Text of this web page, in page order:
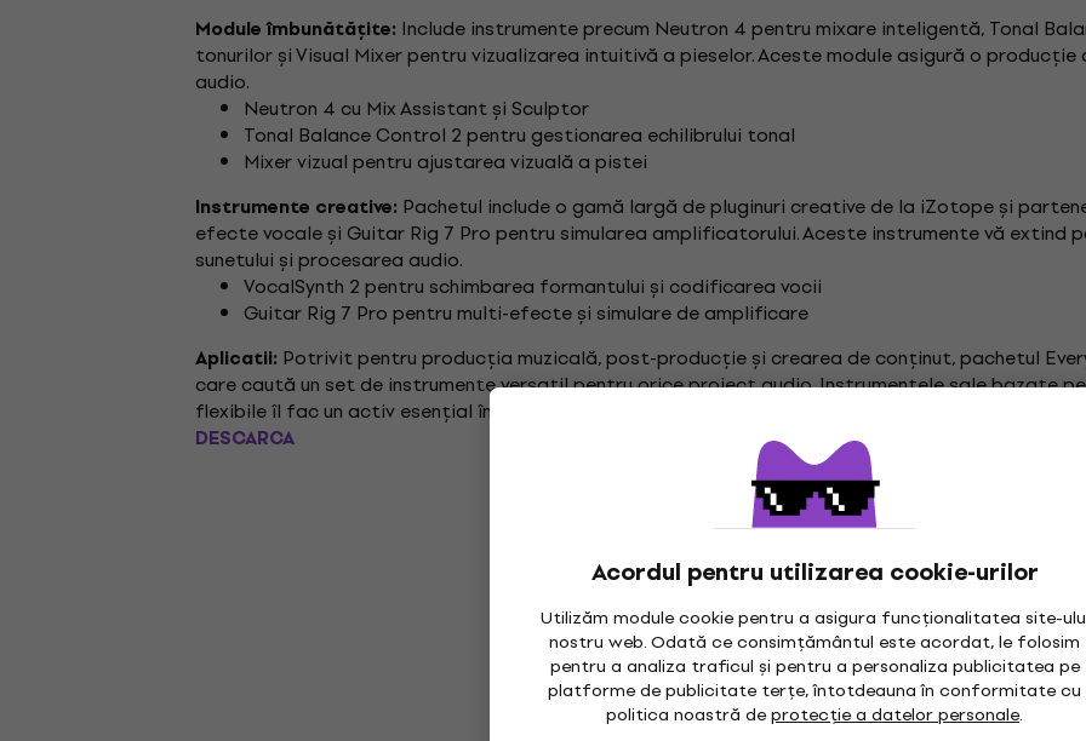
Acordul pentru utilizarea cookie-urilor
Utilizăm module cookie pentru a asigura funcționalitatea site-
nostru web. Odată ce consimțământul este acordat, le folosim
pentru a analiza traficul și pentru a personaliza publicitatea pe
platforme de publicitate terțe, întotdeauna în conformitate cu
politica noastră deprotecție a datelor personale.
Module îmbunătățite: Include instrumente precum Neutron 4 pentru mixare inteligentă, Tonal
tonurilor și Visual Mixer pentru vizualizarea intuitivă a pieselor. Aceste module asigură o
audio.
Neutron 4 cu Mix Assistant și Sculptor
Tonal Balance Control 2 pentru gestionarea echilibrului tonal
Mixer vizual pentru ajustarea vizuală a pistei
Instrumente creative: Pachetul include o gamă largă de pluginuri creative de la iZotope și
efecte vocale și Guitar Rig 7 Pro pentru simularea amplificatorului. Aceste instrumente vă
sunetului și procesarea audio.
VocalSynth 2 pentru schimbarea formantului și codificarea vocii
Guitar Rig 7 Pro pentru multi-efecte și simulare de amplificare
Aplicatii: Potrivit pentru producția muzicală, post-producție și crearea de conținut, pachetul
care caută un set de instrumente versatil pentru orice proiect audio. Instrumentele sale bazate
flexibile îl fac un activ esențial în orice configurație de studio.
DESCARCA
Alte videoclipuri